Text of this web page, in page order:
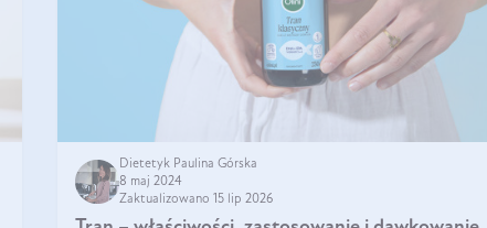
Dietetyk Paulina Górska
8 maj 2024
Zaktualizowano 15 lip 2026